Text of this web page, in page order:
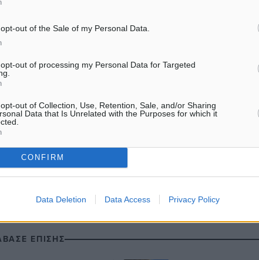
out of the Sale of my Personal Data.
out of processing my Personal Data for Targeted
out of Collection, Use, Retention, Sale, and/or Sharing
Data that Is Unrelated with the Purposes for which it
CONFIRM
Data Deletion Data Access Privacy Policy
αναζήτησης
μας στο Google News ★ ↗
ΕΠΙΣΗΣ